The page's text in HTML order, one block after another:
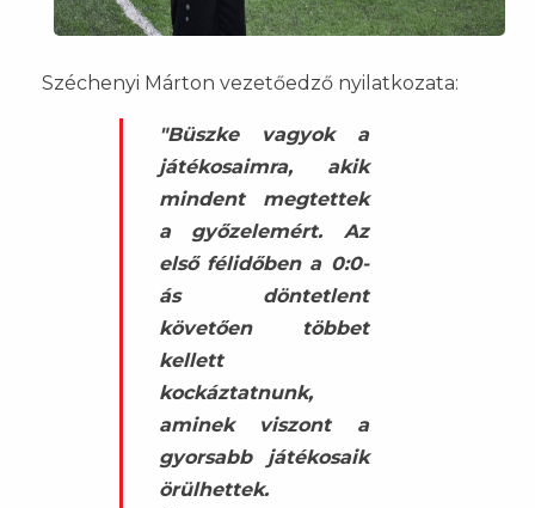
Széchenyi Márton vezetőedző nyilatkozata:
"Büszke vagyok a
játékosaimra, akik
mindent megtettek
a győzelemért. Az
első félidőben a 0:0-
ás döntetlent
követően többet
kellett
kockáztatnunk,
aminek viszont a
gyorsabb játékosaik
örülhettek.